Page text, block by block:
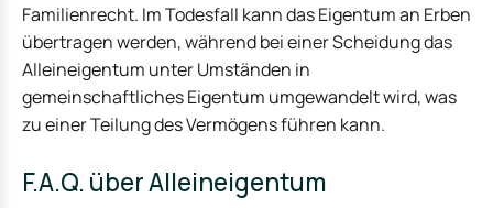
Familienrecht. Im Todesfall kann das Eigentum an Erben
übertragen werden, während bei einer Scheidung das
Alleineigentum unter Umständen in
gemeinschaftliches Eigentum umgewandelt wird, was
zu einer Teilung des Vermögens führen kann.
F.A.Q. über Alleineigentum